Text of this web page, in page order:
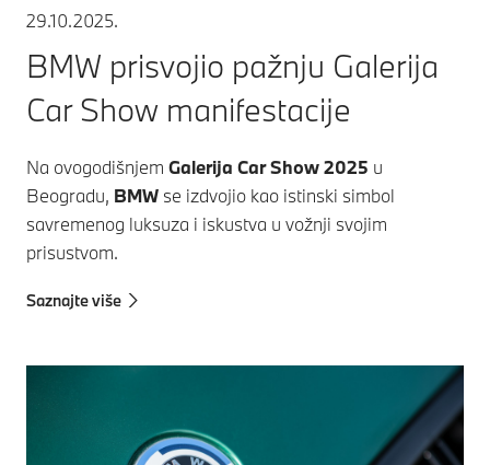
29.10.2025.
BMW prisvojio pažnju Galerija
Car Show manifestacije
Na ovogodišnjem Galerija Car Show2025 u
Beogradu, BMW se izdvojio kao istinski simbol
savremenog luksuza i iskustva u vožnji svojim
prisustvom.
Saznajte više